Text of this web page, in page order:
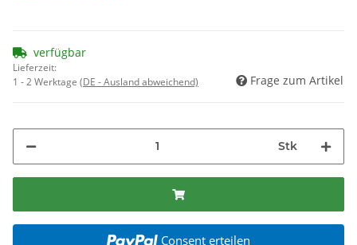
verfügbar
Lieferzeit:
1 - 2 Werktage (DE - Ausland abweichend) Frage zum Artikel
Stk
Consent erteilen